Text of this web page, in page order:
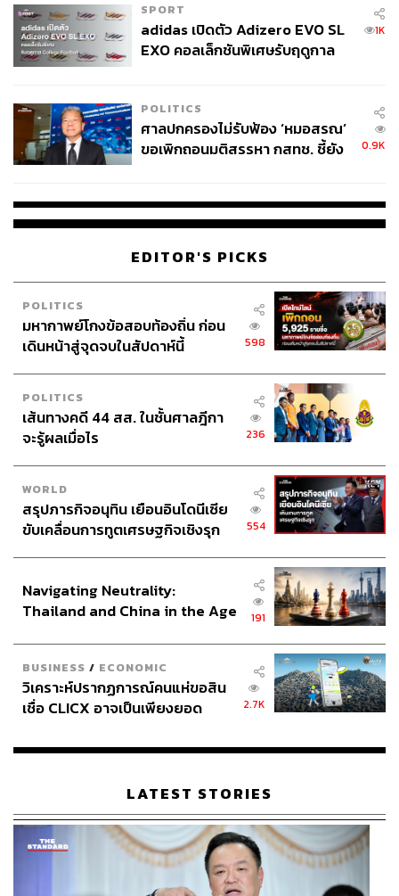
SPORT
adidas เปิดตัว Adizero EVO SL
EXO คอลเล็กชันพิเศษรับฤดูกาล
1K
POLITICS
ศาลปกครองไม่รับฟ้อง ‘หมอสรณ’
ขอเพิกถอนมติสรรหา กสทช. ชี้ยัง
0.9K
EDITOR'S PICKS
POLITICS
มหากาพย์โกงข้อสอบท้องถิ่น ก่อน
เดินหน้าสู่จุดจบในสัปดาห์นี้
598
POLITICS
เส้นทางคดี 44 สส. ในชั้นศาลฎีกา
จะรู้ผลเมื่อไร
236
WORLD
สรุปภารกิจอนุทิน เยือนอินโดนีเซีย
ขับเคลื่อนการทูตเศรษฐกิจเชิงรุก
554
Navigating Neutrality:
Thailand and China in the Age
191
BUSINESS / ECONOMIC
วิเคราะห์ปรากฏการณ์คนแห่ขอสิน
เชื่อ CLICX อาจเป็นเพียงยอด
เรือนไทยที่ถูกซุกไว้
2.7K
LATEST STORIES